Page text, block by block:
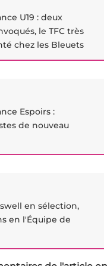
U19 : deux
le TFC très
chez les Bleuets
Espoirs :
de nouveau
en sélection,
en l'Équipe de